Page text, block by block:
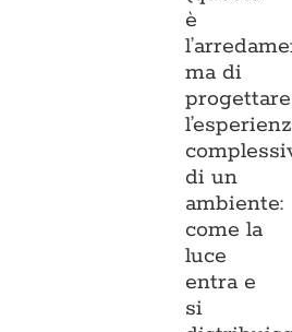
è
ma di
progettare
di un
ambiente:
come la
luce
entra e
si